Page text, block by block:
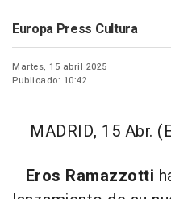
Europa Press Cultura
Martes, 15 abril 2025
Publicado: 10:42
MADRID, 15 Abr.
Eros Ramazzotti